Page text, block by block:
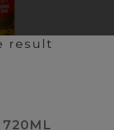
result
720ML